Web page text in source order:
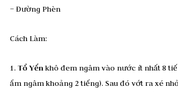
– Đường Phèn
Cách Làm:
1. Tổ Yến khô đem ngâm vào nước ít nhất 8
ẩm ngâm khoảng 2 tiếng). Sau đó vớt ra xé